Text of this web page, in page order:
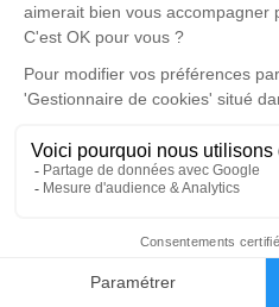
Faire-part
Un service de plantation
disponible ici.
Cérémonie religieuse
Église de Sauviat-sur-